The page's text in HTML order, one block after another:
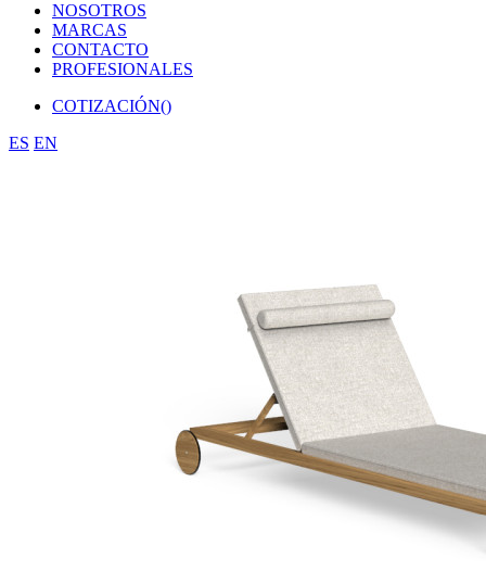
NOSOTROS
MARCAS
CONTACTO
PROFESIONALES
COTIZACIÓN()
ES EN